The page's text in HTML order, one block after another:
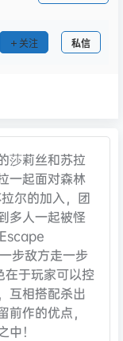
关注 私信
莎莉丝和苏拉
一起面对森林
尔的加入，团
多人一起被怪
步敌方走一步
于玩家可以控
互相搭配杀出
作的优点，
！